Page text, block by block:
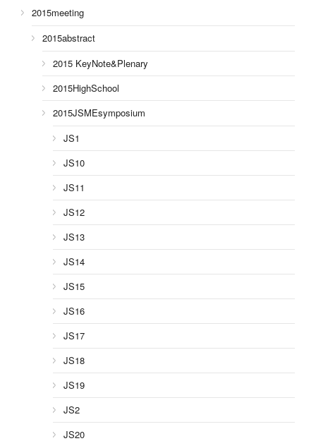
2015meeting
2015abstract
2015 KeyNote&Plenary
2015HighSchool
2015JSMEsymposium
JS1
JS10
JS11
JS12
JS13
JS14
JS15
JS16
JS17
JS18
JS19
JS2
JS20